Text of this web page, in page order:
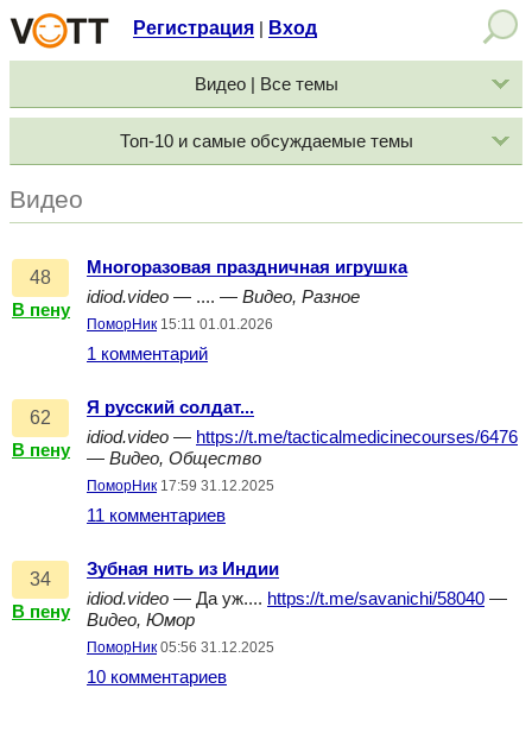
Регистрация Вход
Видео | Все темы
Топ-10 и самые обсуждаемые темы
Видео
48
В пену
Многоразовая праздничная игрушка
idiod.video — .... — Видео, Разное
ПоморНик 15:11 01.01.2026
1 комментарий
62
В пену
Я русский солдат...
idiod.video — https://t.me/tacticalmedicinecourses/6476
— Видео, Общество
ПоморНик 17:59 31.12.2025
11 комментариев
34
В пену
Зубная нить из Индии
idiod.video — Да уж.... https://t.me/savanichi/58040 —
Видео, Юмор
ПоморНик 05:56 31.12.2025
10 комментариев